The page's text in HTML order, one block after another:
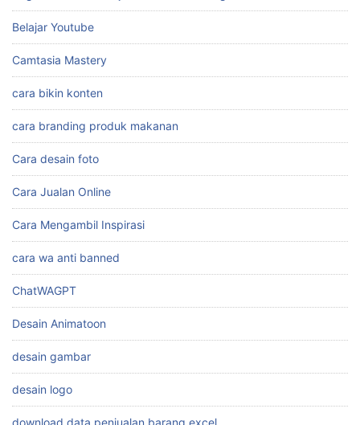
Belajar Youtube
Camtasia Mastery
cara bikin konten
cara branding produk makanan
Cara desain foto
Cara Jualan Online
Cara Mengambil Inspirasi
cara wa anti banned
ChatWAGPT
Desain Animatoon
desain gambar
desain logo
download data penjualan barang excel